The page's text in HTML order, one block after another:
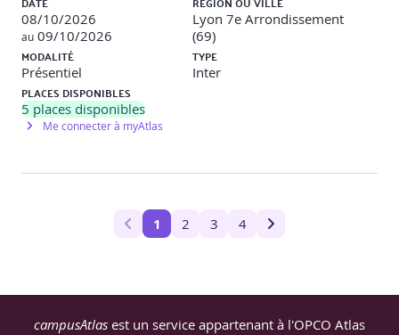
08/10/2026
au 09/10/2026
Lyon 7e Arrondissement
(69)
MODALITÉ
Présentiel
TYPE
Inter
PLACES DISPONIBLES
5 places disponibles
Me connecter à myAtlas
1 2 3 4
campusAtlas est un service appartenant à l'OPCO Atlas